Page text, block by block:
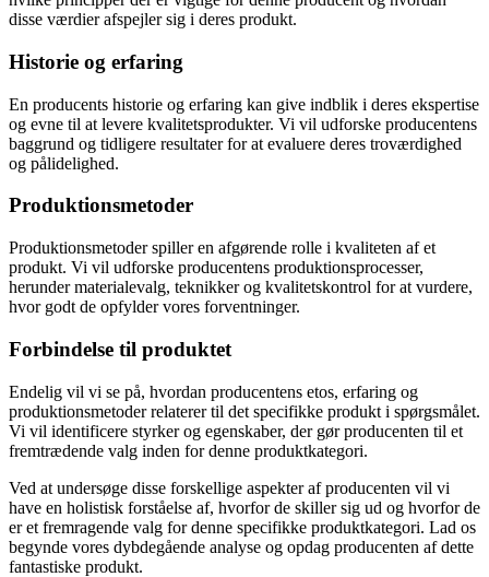
disse værdier afspejler sig i deres produkt.
Historie og erfaring
En producents historie og erfaring kan give indblik i deres ekspertise
og evne til at levere kvalitetsprodukter. Vi vil udforske producentens
baggrund og tidligere resultater for at evaluere deres troværdighed
og pålidelighed.
Produktionsmetoder
Produktionsmetoder spiller en afgørende rolle i kvaliteten af et
produkt. Vi vil udforske producentens produktionsprocesser,
herunder materialevalg, teknikker og kvalitetskontrol for at vurdere,
hvor godt de opfylder vores forventninger.
Forbindelse til produktet
Endelig vil vi se på, hvordan producentens etos, erfaring og
produktionsmetoder relaterer til det specifikke produkt i spørgsmålet.
Vi vil identificere styrker og egenskaber, der gør producenten til et
fremtrædende valg inden for denne produktkategori.
Ved at undersøge disse forskellige aspekter af producenten vil vi
have en holistisk forståelse af, hvorfor de skiller sig ud og hvorfor de
er et fremragende valg for denne specifikke produktkategori. Lad os
begynde vores dybdegående analyse og opdag producenten af dette
fantastiske produkt.